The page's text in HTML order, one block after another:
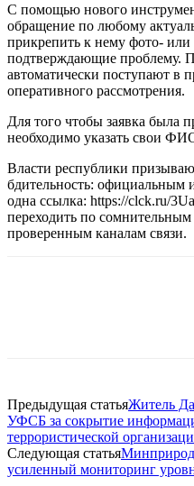
С помощью нового
обращение по любому
прикрепить к нему фото- или
подтверждающие проблему.
автоматически поступают в
оперативного рассмотрения.
Для того чтобы заявка была
необходимо указать свои
Власти республики
бдительность: официальным
одна ссылка: https://clck.ru/
переходить по
проверенным каналам связи.
Предыдущая статьяЖитель
УФСБ за сокрытие
террористической
Следующая статья
усиленный мониторинг